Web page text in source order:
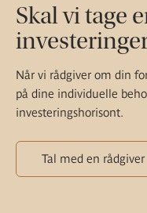
Skal vi tage
Når vi rådgiver om din
på dine individuelle
investeringshorisont.
Tal med en rådgiver